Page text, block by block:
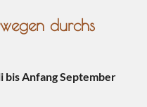
durchs
bis Anfang September